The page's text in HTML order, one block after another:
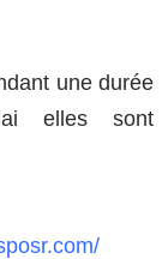
une durée
elles sont